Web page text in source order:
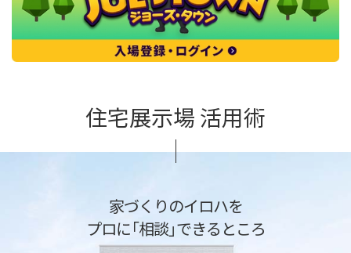
住宅展示場 活用術
家づくりのイロハを
プロに「相談」できるところ